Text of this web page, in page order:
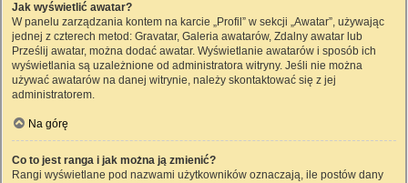
Jak wyświetlić awatar?
W panelu zarządzania kontem na karcie „Profil” w sekcji „Awatar”, używając
jednej z czterech metod: Gravatar, Galeria awatarów, Zdalny awatar lub
Prześlij awatar, można dodać awatar. Wyświetlanie awatarów i sposób ich
wyświetlania są uzależnione od administratora witryny. Jeśli nie można
używać awatarów na danej witrynie, należy skontaktować się z jej
administratorem.
Na górę
Co to jest ranga i jak można ją zmienić?
Rangi wyświetlane pod nazwami użytkowników oznaczają, ile postów dany